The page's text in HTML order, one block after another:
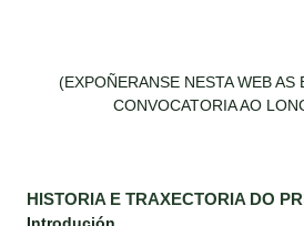
(EXPOÑERANSE NESTA WEB AS
CONVOCATORIA AO
HISTORIA E TRAXECTORIA DO